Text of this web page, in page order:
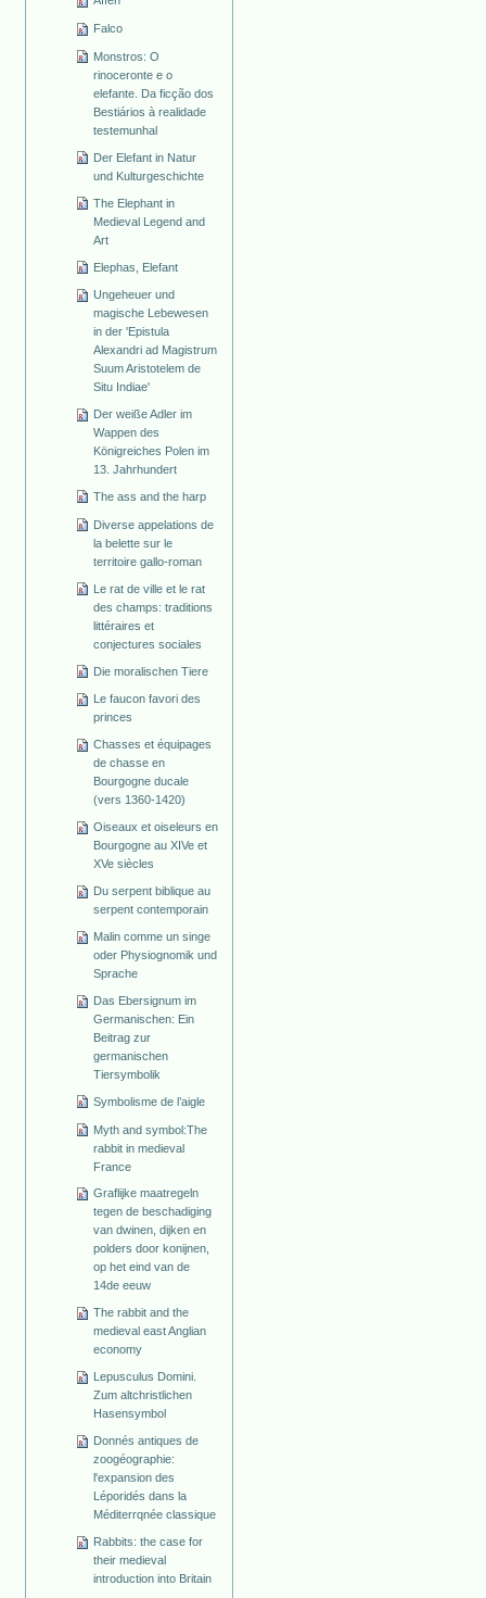
Falco
Monstros: O
rinoceronte e o
elefante. Da ficção dos
Bestiários à realidade
testemunhal
Der Elefant in Natur
und Kulturgeschichte
The Elephant in
Medieval Legend and
Art
Elephas, Elefant
Ungeheuer und
magische Lebewesen
in der 'Epistula
Alexandri ad Magistrum
Suum Aristotelem de
Situ Indiae'
Der weiße Adler im
Wappen des
Königreiches Polen im
13. Jahrhundert
The ass and the harp
Diverse appelations de
la belette sur le
territoire gallo-roman
Le rat de ville et le rat
des champs: traditions
littéraires et
conjectures sociales
Die moralischen Tiere
Le faucon favori des
princes
Chasses et équipages
de chasse en
Bourgogne ducale
(vers 1360-1420)
Oiseaux et oiseleurs en
Bourgogne au XIVe et
XVe siècles
Du serpent biblique au
serpent contemporain
Malin comme un singe
oder Physiognomik und
Sprache
Das Ebersignum im
Germanischen: Ein
Beitrag zur
germanischen
Tiersymbolik
Symbolisme de l’aigle
Myth and symbol:The
rabbit in medieval
France
Graflijke maatregeln
tegen de beschadiging
van dwinen, dijken en
polders door konijnen,
op het eind van de
14de eeuw
The rabbit and the
medieval east Anglian
economy
Lepusculus Domini.
Zum altchristlichen
Hasensymbol
Donnés antiques de
zoogéographie:
l'expansion des
Léporidés dans la
Méditerrqnée classique
Rabbits: the case for
their medieval
introduction into Britain